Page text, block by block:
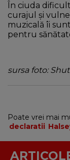
În ciuda
curajul și
muzicală îi
pentru
sursa foto:
Poate vrei mai
declaratii